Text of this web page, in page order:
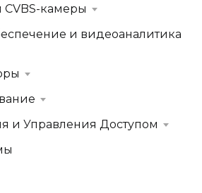
камеры
и видеоаналитика
и Управления Доступом